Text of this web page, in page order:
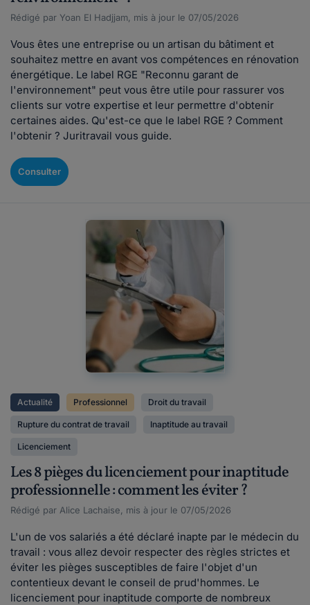
Rédigé par Yoan El Hadjjam, mis à jour le 07/05/2026
Vous êtes une entreprise ou un artisan du bâtiment et
souhaitez mettre en avant vos compétences en rénovation
énergétique. Le label RGE "Reconnu garant de
l'environnement" peut vous être utile pour rassurer vos
clients sur votre expertise et leur permettre d'obtenir
certaines aides. Qu'est-ce que le label RGE ? Comment
l'obtenir ? Juritravail vous guide.
Consulter
Actualité Professionnel Droit du travail
Rupture du contrat de travail Inaptitude au travail
Licenciement
Les 8 pièges du licenciement pour inaptitude
professionnelle : comment les éviter ?
Rédigé par Alice Lachaise, mis à jour le 07/05/2026
L'un de vos salariés a été déclaré inapte par le médecin du
travail : vous allez devoir respecter des règles strictes et
éviter les pièges susceptibles de faire l'objet d'un
contentieux devant le conseil de prud'hommes. Le
licenciement pour inaptitude comporte de nombreux